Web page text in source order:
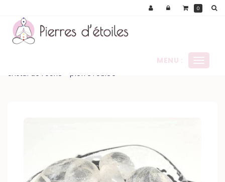
Ouvrir
MENU :
cristal de roche - pierre roulée
0